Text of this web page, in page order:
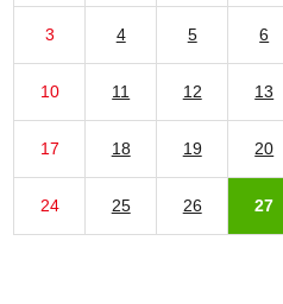
3 4 5 6
10 11 12 13
17 18 19 20
24 25 26 27